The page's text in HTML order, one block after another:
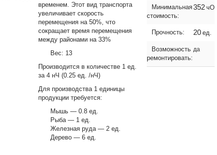
временем. Этот вид транспорта
увеличивает скорость
перемещения на 50%, что
сокращает время перемещения
между районами на 33%
Вес: 13
Производится в количестве 1 ед.
за 4 нЧ (0.25 ед. /нЧ)
Для производства 1 единицы
продукции требуется:
Мышь — 0.8 ед.
Рыба — 1 ед.
Железная руда — 2 ед.
Дерево — 6 ед.
Минимальная
стоимость:
352 чО
Прочность: 20 ед.
Возможность
ремонтировать:
да